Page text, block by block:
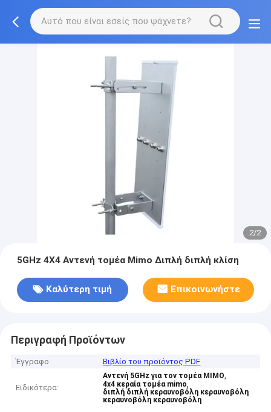
2/2
5GHz 4X4 Αντενή τομέα Mimo Διπλή διπλή κλίση
Καλύτερη τιμή Επικοινωνήστε
Περιγραφή Προϊόντων
Έγγραφο Βιβλίο του προϊόντος PDF
Ειδικότερα:
Αντενή 5GHz για τον τομέα MIMO,
4x4 κεραία τομέα mimo,
διπλή διπλή κεραυνοβόλη κεραυνοβόλη
κεραυνοβόλη κεραυνοβόλη